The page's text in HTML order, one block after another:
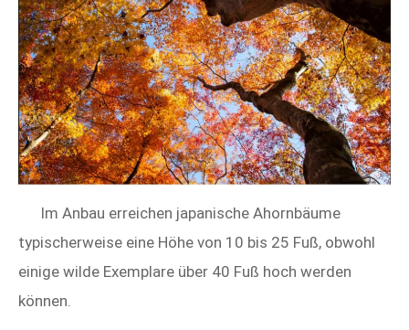
Im Anbau erreichen japanische Ahornbäume
typischerweise eine Höhe von 10 bis 25 Fuß, obwohl
einige wilde Exemplare über 40 Fuß hoch werden
können.